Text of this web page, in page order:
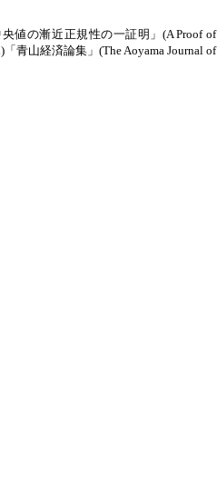
値の漸近正規性の一証明」(A Proof of
青山経済論集」(The Aoyama Journal of